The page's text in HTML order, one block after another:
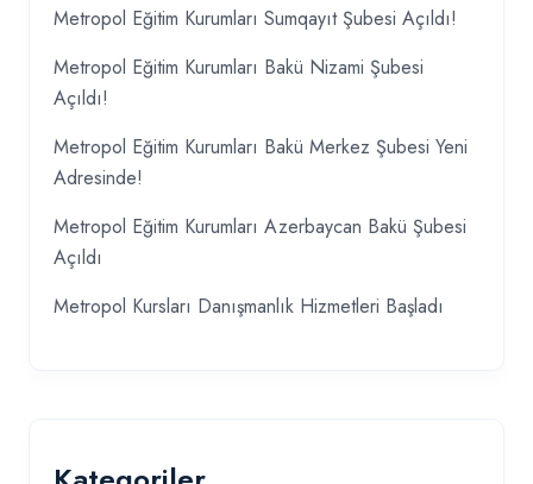
Metropol Eğitim Kurumları Sumqayıt Şubesi Açıldı!
Metropol Eğitim Kurumları Bakü Nizami Şubesi
Açıldı!
Metropol Eğitim Kurumları Bakü Merkez Şubesi Yeni
Adresinde!
Metropol Eğitim Kurumları Azerbaycan Bakü Şubesi
Açıldı
Metropol Kursları Danışmanlık Hizmetleri Başladı